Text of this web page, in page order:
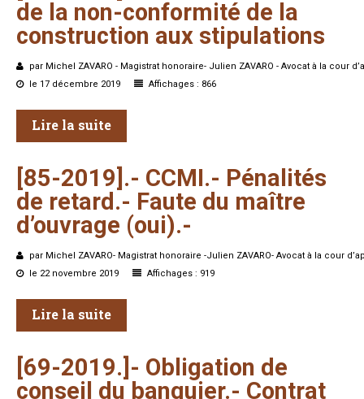
de la non-conformité de la
construction aux stipulations
par Michel ZAVARO - Magistrat honoraire- Julien ZAVARO - Avocat à la cour
le 17 décembre 2019
Affichages : 866
Lire la suite
[85-2019].- CCMI.- Pénalités
de retard.- Faute du maître
d’ouvrage (oui).-
par Michel ZAVARO- Magistrat honoraire -Julien ZAVARO- Avocat à la cour
le 22 novembre 2019
Affichages : 919
Lire la suite
[69-2019.]- Obligation de
conseil du banquier.- Contrat